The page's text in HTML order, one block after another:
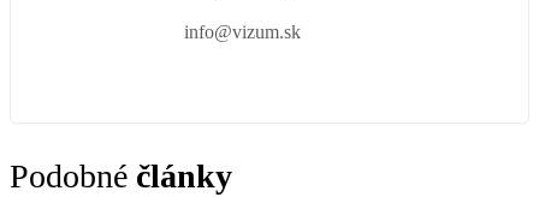
info@vizum.sk
Podobné články